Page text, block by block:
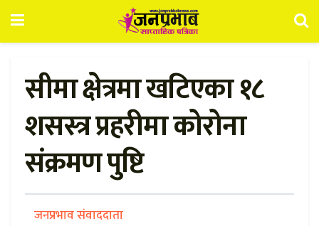
सीमा क्षेत्रमा खटिएका १८
शसस्त्र प्रहरीमा कोरोना
संक्रमण पुष्टि
जनप्रभाव संवाददाता